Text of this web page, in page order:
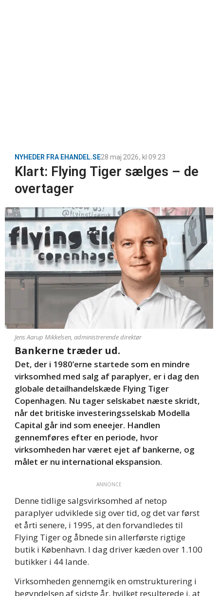
NYHEDER FRA EHANDEL.SE28 maj 2026, kl 09:23
Klart: Flying Tiger sælges – de
overtager
Jens Aarup Mikkelsen, administrerende direktør
Bankerne træder ud.
Det, der i 1980’erne startede som en mindre
virksomhed med salg af paraplyer, er i dag den
globale detailhandelskæde Flying Tiger
Copenhagen. Nu tager selskabet næste skridt,
når det britiske investeringsselskab Modella
Capital går ind som eneejer. Handlen
gennemføres efter en periode, hvor
virksomheden har været ejet af bankerne, og
målet er nu international ekspansion.
ANNONCE
Denne tidlige salgsvirksomhed af netop
paraplyer udviklede sig over tid, og det var først
et årti senere, i 1995, at den forvandledes til
Flying Tiger og åbnede sin allerførste rigtige
butik i København. I dag driver kæden over 1.100
butikker i 44 lande.
Virksomheden gennemgik en omstrukturering i
begyndelsen af sidste år, hvilket resulterede i, at